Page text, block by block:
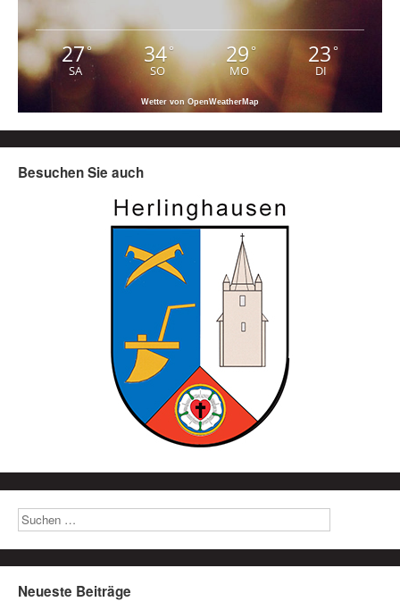
27°
SA
34°
SO
29°
MO
23°
DI
Wetter von OpenWeatherMap
Besuchen Sie auch
Neueste Beiträge